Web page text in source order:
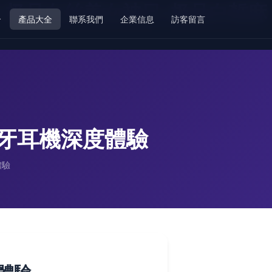
品白丝美女被日-极品白皙麻
產品大全 聯系我們 企業信息 訪客留言
耳機深度體驗